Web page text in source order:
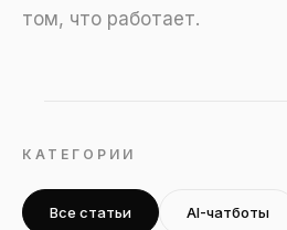
том, что работает.
КАТЕГОРИИ
Все статьи AI-чатботы